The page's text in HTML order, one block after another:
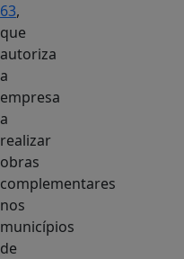
63,
que
autoriza
a
empresa
a
realizar
obras
complementares
nos
municípios
de